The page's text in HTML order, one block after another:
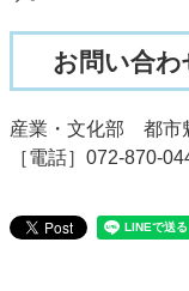
お問い合わ
産業・文化部 都市
［電話］072-870-